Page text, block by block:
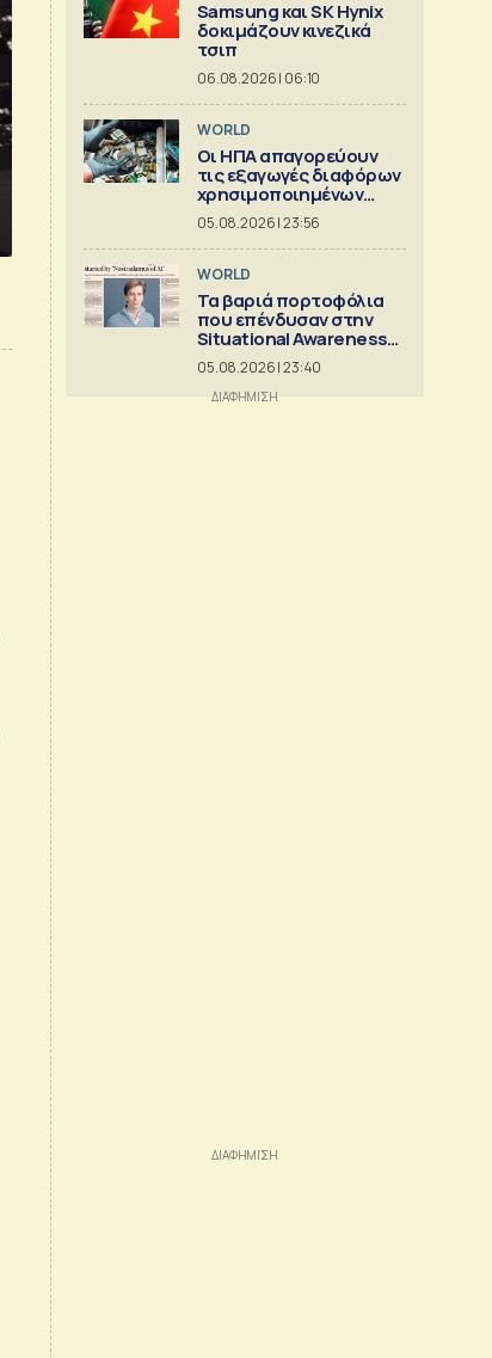
Samsung και SK Hynix
δοκιμάζουν κινεζικά
τσιπ
06.08.2026 | 06:10
WORLD
Οι ΗΠΑ απαγορεύουν
τις εξαγωγές διαφόρων
χρησιμοποιημένων
κρίσιμων ορυκτών
05.08.2026 | 23:56
WORLD
Τα βαριά πορτοφόλια
που επένδυσαν στην
Situational Awareness
πριν καταρρεύσει
05.08.2026 | 23:40